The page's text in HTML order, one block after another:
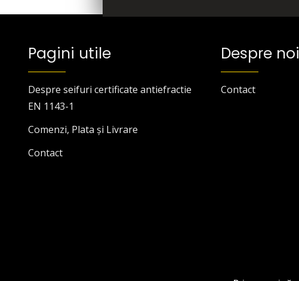
Pagini utile
Despre seifuri certificate antiefractie
EN 1143-1
Comenzi, Plata și Livrare
Contact
Despre noi
Contact